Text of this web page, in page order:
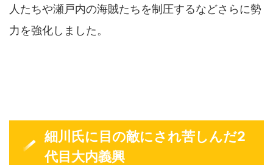
人たちや瀬戸内の海賊たちを制圧するなどさらに勢
力を強化しました。
細川氏に目の敵にされ苦しんだ2
代目大内義興